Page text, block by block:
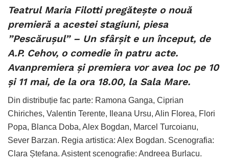
Teatrul Maria Filotti pregătește o nouă
premieră a acestei stagiuni, piesa
”Pescărușul” – Un sfârșit e un început, de
A.P. Cehov, o comedie în patru acte.
Avanpremiera și premiera vor avea loc pe 10
și 11 mai, de la ora 18.00, la Sala Mare.
Din distribuție fac parte: Ramona Ganga, Ciprian
Chiriches, Valentin Terente, Ileana Ursu, Alin Florea, Flori
Popa, Blanca Doba, Alex Bogdan, Marcel Turcoianu,
Sever Barzan. Regia artistica: Alex Bogdan. Scenografia:
Clara Ștefana. Asistent scenografie: Andreea Burlacu.